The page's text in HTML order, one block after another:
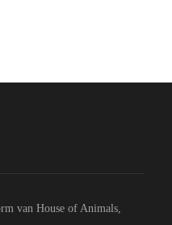
van House of Animals,